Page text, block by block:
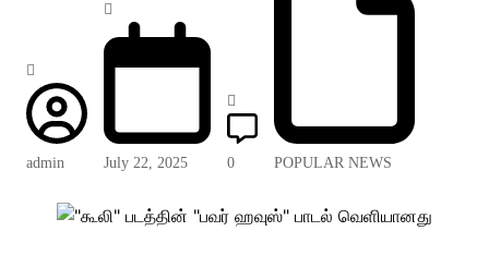
admin July 22, 2025 0 POPULAR NEWS